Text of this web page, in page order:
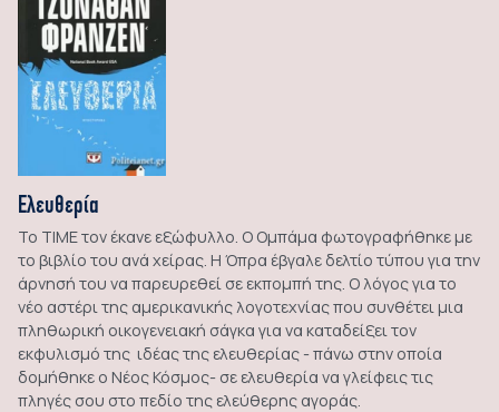
Ελευθερία
Το ΤΙΜΕ τον έκανε εξώφυλλο. Ο Ομπάμα φωτογραφήθηκε με
το βιβλίο του ανά χείρας. Η Όπρα έβγαλε δελτίο τύπου για την
άρνησή του να παρευρεθεί σε εκπομπή της. Ο λόγος για το
νέο αστέρι της αμερικανικής λογοτεχνίας που συνθέτει μια
πληθωρική οικογενειακή σάγκα για να καταδείξει τον
εκφυλισμό της ιδέας της ελευθερίας - πάνω στην οποία
δομήθηκε ο Νέος Κόσμος- σε ελευθερία να γλείφεις τις
πληγές σου στο πεδίο της ελεύθερης αγοράς.